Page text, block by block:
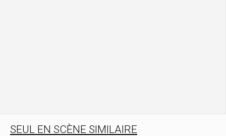
SEUL EN SCÈNE SIMILAIRE